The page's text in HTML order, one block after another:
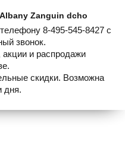
Zanguin dcho
8-495-545-8427 с
звонок.
и распродажи
скидки. Возможна
дня.